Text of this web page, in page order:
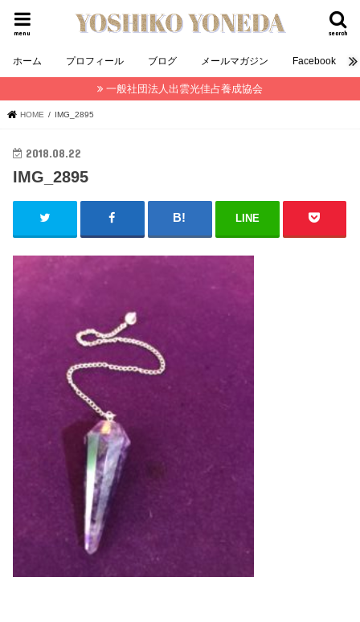
search
menu
ホーム プロフィール ブログ メールマガジン Facebook
一般社団法人出雲光佳占養成協会
HOME IMG_2895
2018.08.22
IMG_2895
LINE